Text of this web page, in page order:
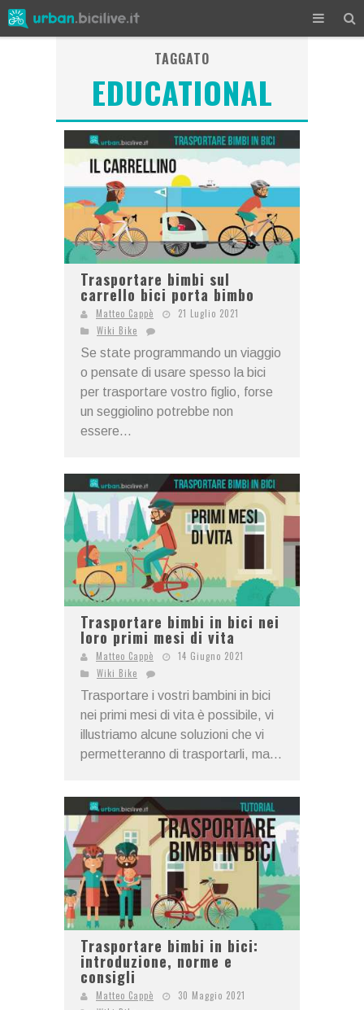
TAGGATO
EDUCATIONAL
Trasportare bimbi sul
carrello bici porta bimbo
Matteo Cappè
21 Luglio 2021
Wiki Bike
Se state programmando un viaggio
o pensate di usare spesso la bici
per trasportare vostro figlio, forse
un seggiolino potrebbe non
essere...
Trasportare bimbi in bici nei
loro primi mesi di vita
Matteo Cappè
14 Giugno 2021
Wiki Bike
Trasportare i vostri bambini in bici
nei primi mesi di vita è possibile, vi
illustriamo alcune soluzioni che vi
permetteranno di trasportarli, ma...
Trasportare bimbi in bici:
introduzione, norme e
consigli
Matteo Cappè
30 Maggio 2021